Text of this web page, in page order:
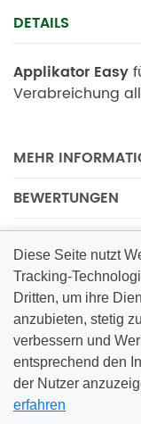
DETAILS
Applikator Easy
Verabreichung
MEHR
BEWERTUNGEN
Diese Seite nutzt
Tracking-
Dritten, um ihre
anzubieten, stetig zu
verbessern und
entsprechend den
der Nutzer
erfahren
INFORMATIONEN